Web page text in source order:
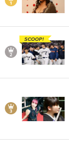
SCOOP!